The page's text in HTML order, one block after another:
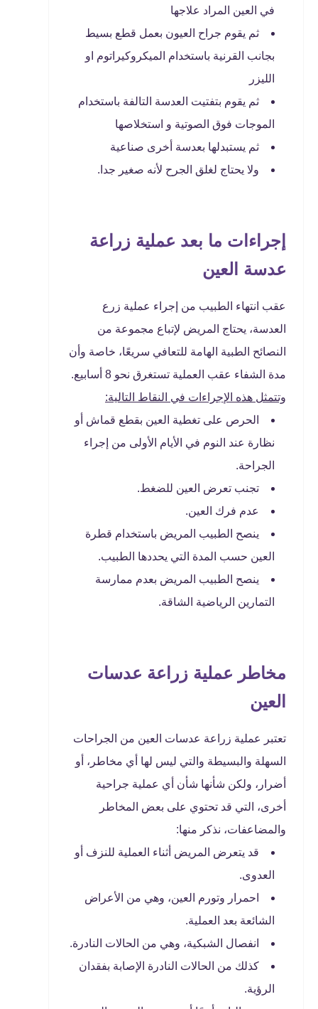
في العين المراد علاجها
ثم يقوم جراح العيون بعمل قطع بسيط
بجانب القرنية باستخدام الميكروكيراتوم او
الليزر
ثم يقوم بتفتيت العدسة التالفة باستخدام
الموجات فوق الصوتية و استخلاصها
ثم يستبدلها بعدسة أخرى صناعية
ولا يحتاج لغلق الجرح لأنه صغير جدا.
إجراءات ما بعد عملية زراعة
عدسة العين
عقب انتهاء الطبيب من إجراء عملية زرع
العدسة، يحتاج المريض لإتباع مجموعة من
النصائح الطبية الهامة للتعافي سريعًا، خاصة وأن
مدة الشفاء عقب العملية تستغرق نحو 8 أسابيع.
وتتمثل هذه الإجراءات في النقاط التالية:
الحرص على تغطية العين بقطع قماش أو
نظارة عند النوم في الأيام الأولى من إجراء
الجراحة.
تجنب تعرض العين للضغط.
عدم فرك العين.
ينصح الطبيب المريض باستخدام قطرة
العين حسب المدة التي يحددها الطبيب.
ينصح الطبيب المريض بعدم ممارسة
التمارين الرياضية الشاقة.
مخاطر عملية زراعة عدسات
العين
تعتبر عملية زراعة عدسات العين من الجراحات
السهلة والبسيطة والتي ليس لها أي مخاطر، أو
أضرار، ولكن شأنها شأن أي عملية جراحية
أخرى، التي قد تحتوي على بعض المخاطر
والمضاعفات، نذكر منها:
قد يتعرض المريض أثناء العملية للنزف أو
العدوى.
احمرار وتورم العين، وهي من الأعراض
الشائعة بعد العملية.
انفصال الشبكية، وهي من الحالات النادرة.
كذلك من الحالات النادرة الإصابة بفقدان
الرؤية.